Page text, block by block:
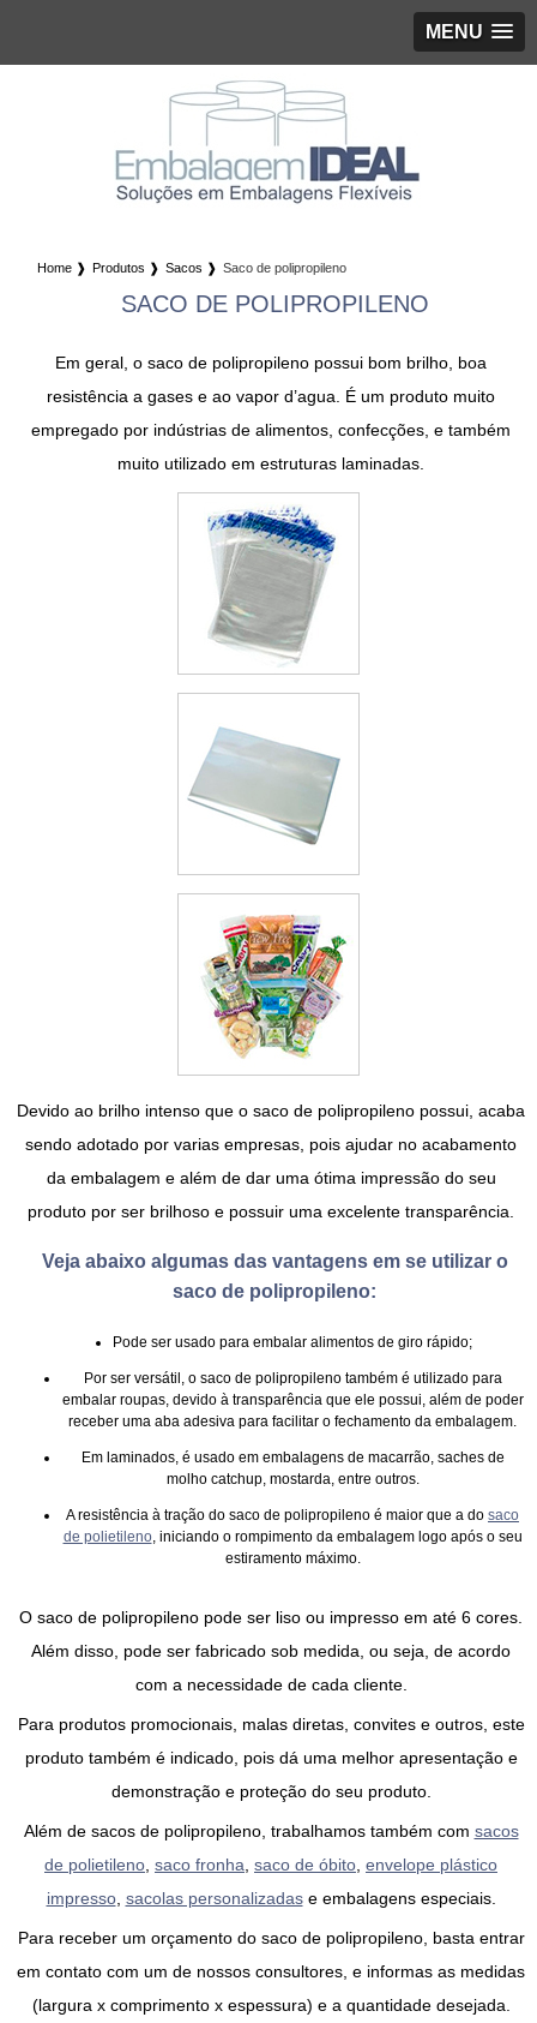
MENU
Home ❱ Produtos ❱ Sacos ❱ Saco de polipropileno
SACO DE POLIPROPILENO
Em geral, o saco de polipropileno possui bom brilho, boa
resistência a gases e ao vapor d’agua. É um produto muito
empregado por indústrias de alimentos, confecções, e também
muito utilizado em estruturas laminadas.
Devido ao brilho intenso que o saco de polipropileno possui, acaba
sendo adotado por varias empresas, pois ajudar no acabamento
da embalagem e além de dar uma ótima impressão do seu
produto por ser brilhoso e possuir uma excelente transparência.
Veja abaixo algumas das vantagens em se utilizar o
saco de polipropileno:
Pode ser usado para embalar alimentos de giro rápido;
Por ser versátil, o saco de polipropilenotambém é utilizado para
embalar roupas, devido à transparência que ele possui, além de poder
receber uma aba adesiva para facilitar o fechamento da embalagem.
Em laminados, é usado em embalagens de macarrão, saches de
molho catchup, mostarda, entre outros.
A resistência à tração do saco de polipropileno é maior que a do saco
de polietileno, iniciando o rompimento da embalagem logo após o seu
estiramento máximo.
O saco de polipropileno pode ser liso ou impresso em até 6 cores.
Além disso, pode ser fabricado sob medida, ou seja, de acordo
com a necessidade de cada cliente.
Para produtos promocionais, malas diretas, convites e outros, este
produto também é indicado, pois dá uma melhor apresentação e
demonstração e proteção do seu produto.
Além de sacos de polipropileno, trabalhamos também com sacos
de polietileno saco fronha saco de óbito envelope plástico
impresso, sacolas personalizadase embalagens especiais.
Para receber um orçamento do saco de polipropileno, basta entrar
em contato com um de nossos consultores, e informas as medidas
(largura x comprimento x espessura) e a quantidade desejada.